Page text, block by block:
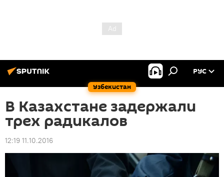
Узбекистан
РУС
В Казахстане задержали
трех радикалов
12:19 11.10.2016